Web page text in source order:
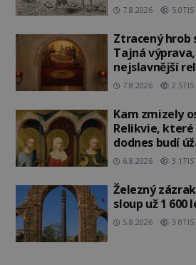
7.8.2026 5.0TIS
Ztracený hrob
Tajná
nejslavnější
7.8.2026 2.5TIS
Kam zmizely
Relikvie,
dodnes budí
6.8.2026 3.1TIS
Železný
sloup už 1 600
5.8.2026 3.0TIS